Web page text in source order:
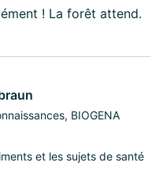
! La forêt attend.
BIOGENA
et les sujets de santé